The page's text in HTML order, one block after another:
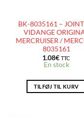
BK-8035161 –
VIDANGE
MERCRUISER /
8035161
1.08€ TTC
En stock
TILFØJ TIL KURV